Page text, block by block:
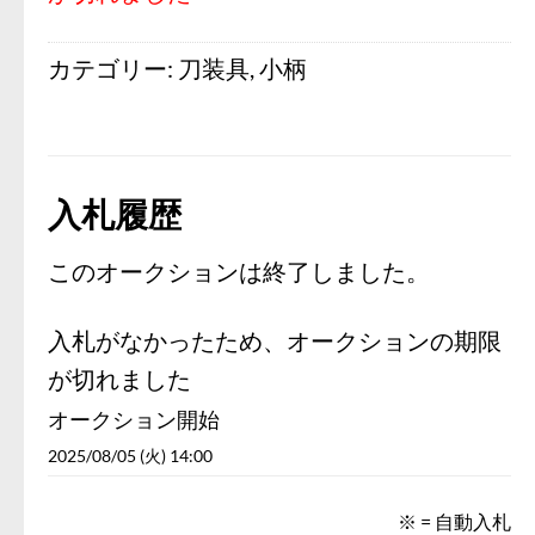
カテゴリー: 刀装具 小柄
入札履歴
このオークションは終了しました。
入札がなかったため、オークションの期限
が切れました
オークション開始
2025/08/05 (火) 14:00
※ = 自動入札